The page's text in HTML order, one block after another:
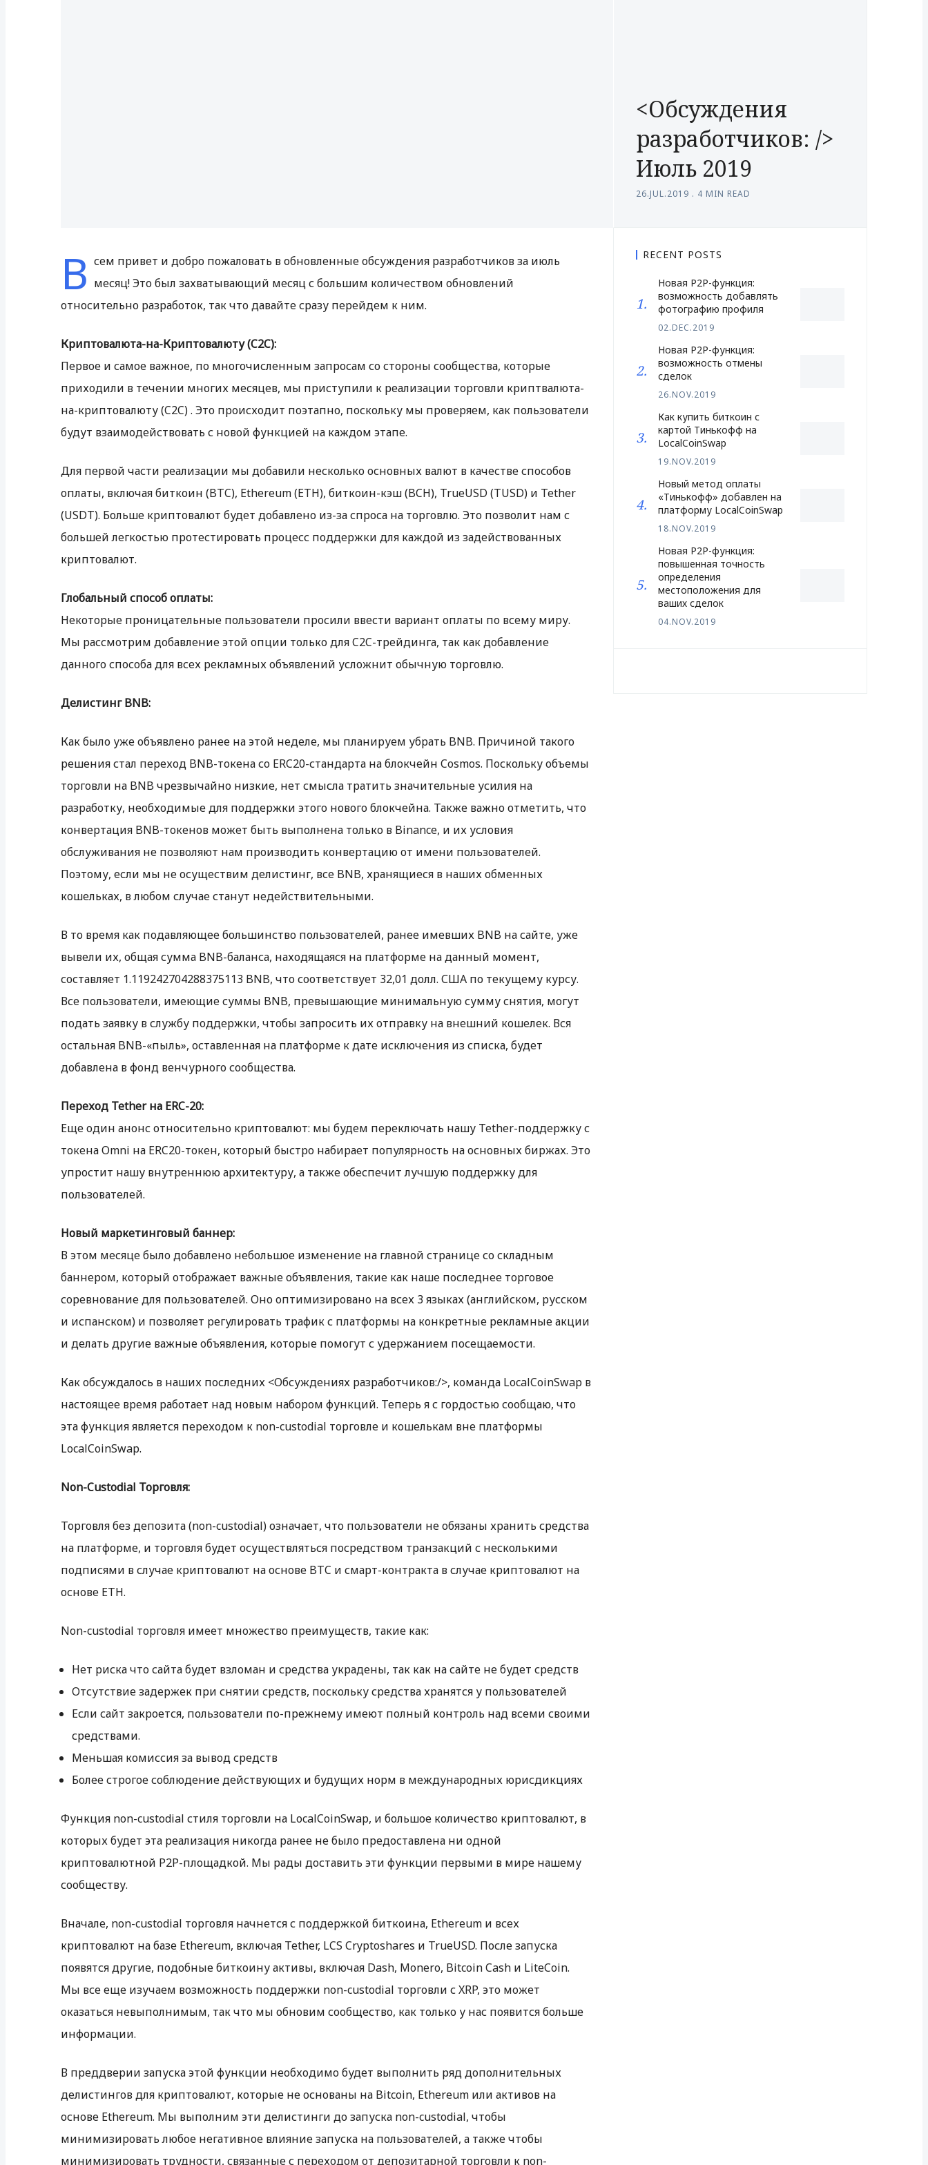
<Обсуждения
разработчиков: />
Июль 2019
26.JUL.2019 . 4 MIN READ
В сем привет и добро пожаловать в обновленные обсуждения разработчиков за июль
месяц! Это был захватывающий месяц с большим количеством обновлений
относительно разработок, так что давайте сразу перейдем к ним.
Криптовалюта-на-Криптовалюту (C2C):
Первое и самое важное, по многочисленным запросам со стороны сообщества, которые
приходили в течении многих месяцев, мы приступили к реализации торговли криптвалюта-
на-криптовалюту (C2C) . Это происходит поэтапно, поскольку мы проверяем, как пользователи
будут взаимодействовать с новой функцией на каждом этапе.
Для первой части реализации мы добавили несколько основных валют в качестве способов
оплаты, включая биткоин (BTC), Ethereum (ETH), биткоин-кэш (BCH), TrueUSD (TUSD) и Tether
(USDT). Больше криптовалют будет добавлено из-за спроса на торговлю. Это позволит нам с
большей легкостью протестировать процесс поддержки для каждой из задействованных
криптовалют.
Глобальный способ оплаты:
Некоторые проницательные пользователи просили ввести вариант оплаты по всему миру.
Мы рассмотрим добавление этой опции только для C2C-трейдинга, так как добавление
данного способа для всех рекламных объявлений усложнит обычную торговлю.
Делистинг BNB:
Как было уже объявлено ранее на этой неделе, мы планируем убрать BNB. Причиной такого
решения стал переход BNB-токена со ERC20-стандарта на блокчейн Cosmos. Поскольку объемы
торговли на BNB чрезвычайно низкие, нет смысла тратить значительные усилия на
разработку, необходимые для поддержки этого нового блокчейна. Также важно отметить, что
конвертация BNB-токенов может быть выполнена только в Binance, и их условия
обслуживания не позволяют нам производить конвертацию от имени пользователей.
Поэтому, если мы не осуществим делистинг, все BNB, хранящиеся в наших обменных
кошельках, в любом случае станут недействительными.
В то время как подавляющее большинство пользователей, ранее имевших BNB на сайте, уже
вывели их, общая сумма BNB-баланса, находящаяся на платформе на данный момент,
составляет 1.119242704288375113 BNB, что соответствует 32,01 долл. США по текущему курсу.
Все пользователи, имеющие суммы BNB, превышающие минимальную сумму снятия, могут
подать заявку в службу поддержки, чтобы запросить их отправку на внешний кошелек. Вся
остальная BNB-«пыль», оставленная на платформе к дате исключения из списка, будет
добавлена в фонд венчурного сообщества.
Переход Tether на ERC-20:
Еще один анонс относительно криптовалют: мы будем переключать нашу Tether-поддержку с
токена Omni на ERC20-токен, который быстро набирает популярность на основных биржах. Это
упростит нашу внутреннюю архитектуру, а также обеспечит лучшую поддержку для
пользователей.
Новый маркетинговый баннер:
В этом месяце было добавлено небольшое изменение на главной странице со складным
баннером, который отображает важные объявления, такие как наше последнее торговое
соревнование для пользователей. Оно оптимизировано на всех 3 языках (английском, русском
и испанском) и позволяет регулировать трафик с платформы на конкретные рекламные акции
и делать другие важные объявления, которые помогут с удержанием посещаемости.
Как обсуждалось в наших последних <Обсуждениях разработчиков:/>, команда LocalCoinSwap в
настоящее время работает над новым набором функций. Теперь я с гордостью сообщаю, что
эта функция является переходом к non-custodial торговле и кошелькам вне платформы
LocalCoinSwap.
Non-Custodial Торговля:
Торговля без депозита (non-custodial) означает, что пользователи не обязаны хранить средства
на платформе, и торговля будет осуществляться посредством транзакций с несколькими
подписями в случае криптовалют на основе BTC и смарт-контракта в случае криптовалют на
основе ETH.
Non-custodial торговля имеет множество преимуществ, такие как:
Нет риска что сайта будет взломан и средства украдены, так как на сайте не будет средств
Отсутствие задержек при снятии средств, поскольку средства хранятся у пользователей
Если сайт закроется, пользователи по-прежнему имеют полный контроль над всеми своими
средствами.
Меньшая комиссия за вывод средств
Более строгое соблюдение действующих и будущих норм в международных юрисдикциях
Функция non-custodial стиля торговли на LocalCoinSwap, и большое количество криптовалют, в
которых будет эта реализация никогда ранее не было предоставлена ни одной
криптовалютной P2P-площадкой. Мы рады доставить эти функции первыми в мире нашему
сообществу.
Вначале, non-custodial торговля начнется с поддержкой биткоина, Ethereum и всех
криптовалют на базе Ethereum, включая Tether, LCS Cryptoshares и TrueUSD. После запуска
появятся другие, подобные биткоину активы, включая Dash, Monero, Bitcoin Cash и LiteCoin.
Мы все еще изучаем возможность поддержки non-custodial торговли с XRP, это может
оказаться невыполнимым, так что мы обновим сообщество, как только у нас появится больше
информации.
В преддверии запуска этой функции необходимо будет выполнить ряд дополнительных
делистингов для криптовалют, которые не основаны на Bitcoin, Ethereum или активов на
основе Ethereum. Мы выполним эти делистинги до запуска non-custodial, чтобы
минимизировать любое негативное влияние запуска на пользователей, а также чтобы
минимизировать трудности, связанные с переходом от депозитарной торговли к non-
RECENT POSTS
Новая P2P-функция:
возможность добавлять
фотографию профиля
02.DEC.2019
Новая P2P-функция:
возможность отмены
сделок
26.NOV.2019
Как купить биткоин с
картой Тинькофф на
LocalCoinSwap
19.NOV.2019
Новый метод оплаты
«Тинькофф» добавлен на
платформу LocalCoinSwap
18.NOV.2019
Новая P2P-функция:
повышенная точность
определения
местоположения для
ваших сделок
04.NOV.2019